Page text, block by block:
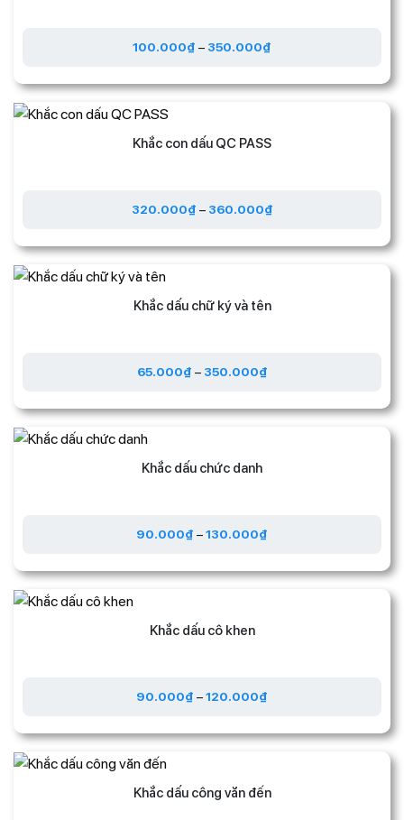
100.000₫ – 350.000₫
Khắc con dấu QC PASS
320.000₫ – 360.000₫
Khắc dấu chữ ký và tên
65.000₫ – 350.000₫
Khắc dấu chức danh
90.000₫ –130.000₫
Khắc dấu cô khen
90.000₫ –120.000₫
Khắc dấu công văn đến